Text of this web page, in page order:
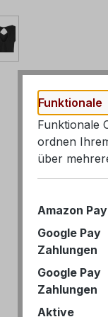
Funktionale
Funktionale
ordnen
über
Amazon Pay
Google Pay
Zahlungen
Google Pay
Zahlungen
Aktive